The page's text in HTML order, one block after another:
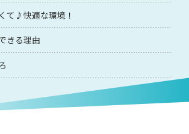
て♪快適な環境！
きる理由